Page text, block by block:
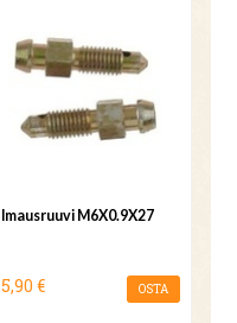
Ilmausruuvi M6X0.9X27
5,90 € OSTA